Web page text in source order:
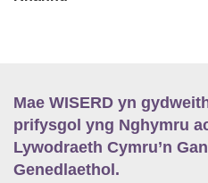
Mae WISERD yn
prifysgol yng Nghymru
Lywodraeth Cymru’n
Genedlaethol.